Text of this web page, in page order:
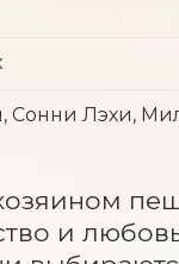
Сонни Лэхи,
и